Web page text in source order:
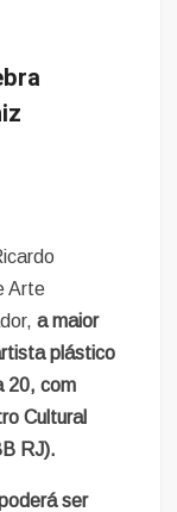
Arte
a maior
plástico
20, com
Cultural
RJ).
ser